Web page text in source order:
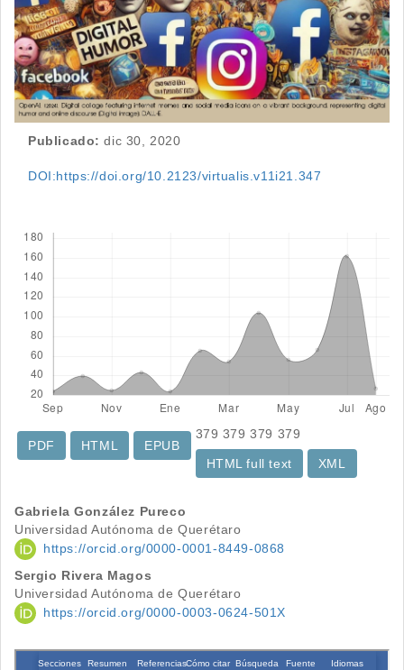
Publicado: dic 30, 2020
DOI:https://doi.org/10.2123/virtualis.v11i21.347
379
PDF
379
HTML
379
EPUB
379
HTML full text XML
Contenido
principal
del
artículo
Gabriela González Pureco
Universidad Autónoma de Querétaro
https://orcid.org/0000-0001-8449-0868
Sergio Rivera Magos
Universidad Autónoma de Querétaro
https://orcid.org/0000-0003-0624-501X